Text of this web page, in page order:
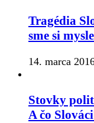
Tragédia
sme si
14. marca
Stovky
A čo